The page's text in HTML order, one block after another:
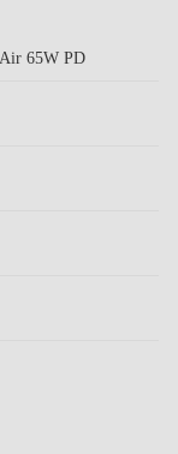
65W PD